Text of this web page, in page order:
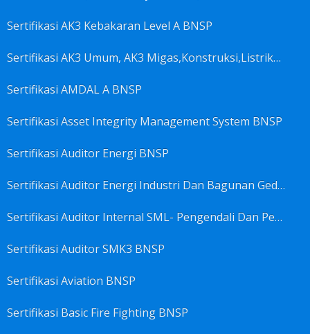
Sertifikasi AK3 Kebakaran Level A BNSP
Sertifikasi AK3 Umum, AK3 Migas,Konstruksi,Listrik&Boiler BNSP
Sertifikasi AMDAL A BNSP
Sertifikasi Asset Integrity Management System BNSP
Sertifikasi Auditor Energi BNSP
Sertifikasi Auditor Energi Industri Dan Bagunan Gedung BNSP
Sertifikasi Auditor Internal SML- Pengendali Dan Penerapan SML- Perencana SML- Manajer SML- Pengendali Dokumen SML BNSP
Sertifikasi Auditor SMK3 BNSP
Sertifikasi Aviation BNSP
Sertifikasi Basic Fire Fighting BNSP